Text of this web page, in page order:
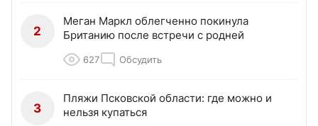
2
Меган Маркл облегченно покинула
Британию после встречи с родней
627 Обсудить
3
Пляжи Псковской области: где можно и
нельзя купаться